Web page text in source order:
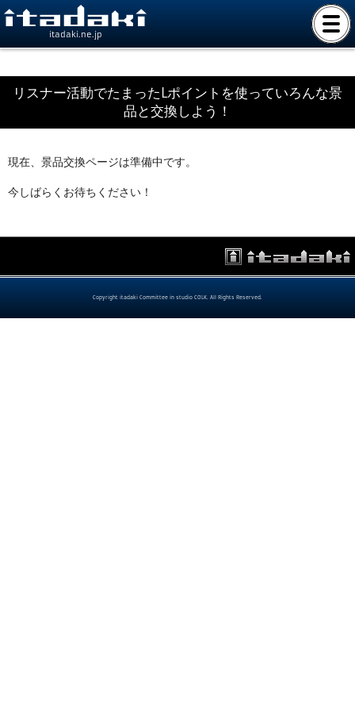
itadaki.ne.jp
リスナー活動でたまったLポイントを使っていろんな景
品と交換しよう！
現在、景品交換ページは準備中です。
今しばらくお待ちください！
Copyright itadaki Committee in studio COLK. All Rights Reserved.